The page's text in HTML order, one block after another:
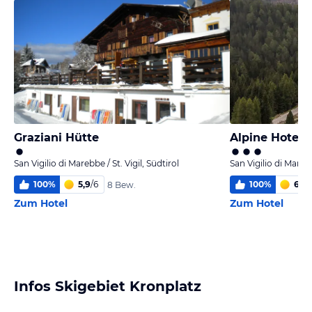
Graziani Hütte
San Vigilio di Marebbe / St. Vigil, Südtirol
100% 5,9/6 8 Bew.
Zum Hotel
Alpine Hotel
San Vigilio di
100% 6,0
Zum Hotel
Infos Skigebiet Kronplatz